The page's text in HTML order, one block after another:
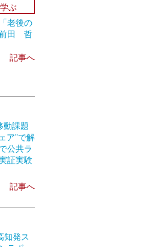
ぶ
老後の
前田 哲
記事へ
動課題
ア”で解
公共ラ
証実験
記事へ
発ス